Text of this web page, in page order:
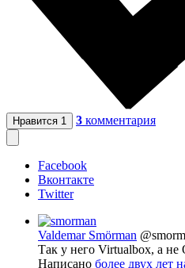
Нравится 1 3 комментария
Facebook
Вконтакте
Twitter
Valdemar Smörman
Так у него Virtualbox, а
Написано более двух лет